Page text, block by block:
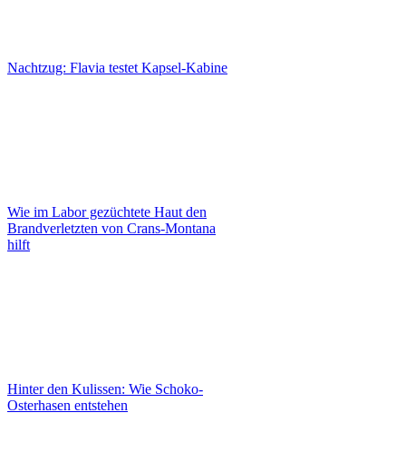
Nachtzug: Flavia testet Kapsel-Kabine
Wie im Labor gezüchtete Haut den
Brandverletzten von Crans-Montana
hilft
Hinter den Kulissen: Wie Schoko-
Osterhasen entstehen